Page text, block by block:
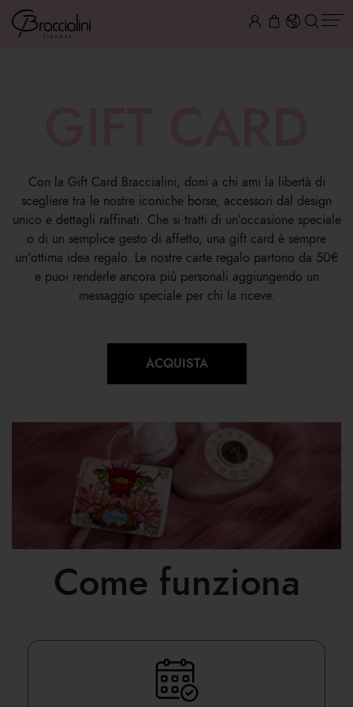
Con la Gift Card Braccialini, doni a chi ami la libertà di
scegliere tra le nostre iconiche borse, accessori dal design
unico e dettagli raffinati. Che si tratti di un’occasione speciale
o di un semplice gesto di affetto, una gift card è sempre
un'ottima idea regalo. Le nostre carte regalo partono da 50€
e puoi renderle ancora più personali aggiungendo un
messaggio speciale per chi la riceve.
ACQUISTA
Come funziona